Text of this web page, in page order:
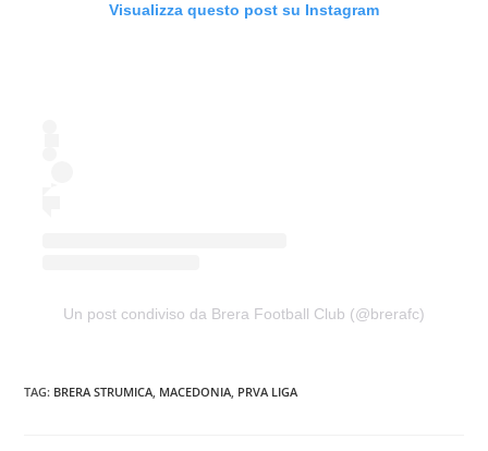
Visualizza questo post su Instagram
Un post condiviso da Brera Football Club (@brerafc)
TAG: BRERA STRUMICA MACEDONIA PRVA LIGA